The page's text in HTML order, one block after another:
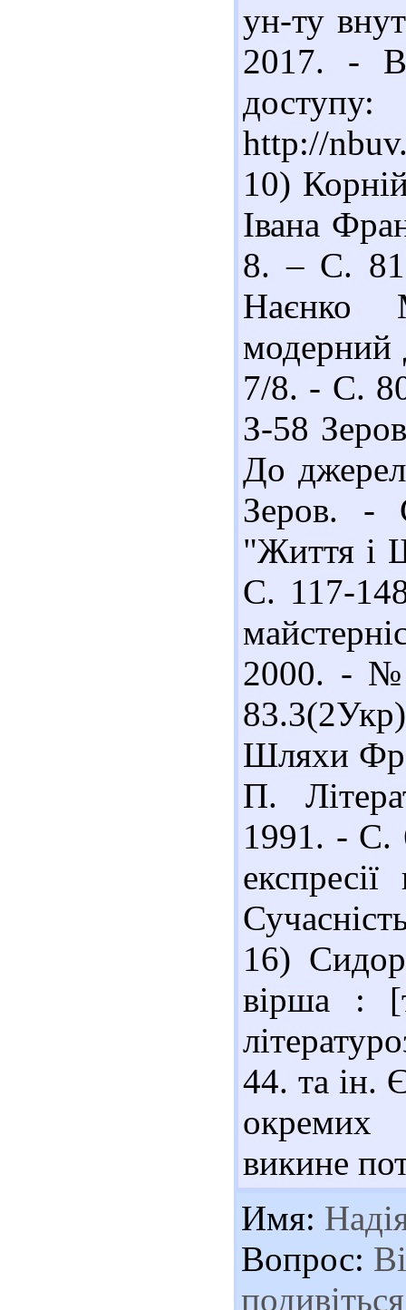
ун-ту
2017. -
доступу:
http://
10)
Івана
8. – С.
Наєнко
7/8. - С.
З-58
До
Зеров. -
"Життя і
С. 117-
2000. - №
Шляхи
П.
1991. - С.
16)
вірша :
44. та ін.
викине
Имя:
Вопрос: